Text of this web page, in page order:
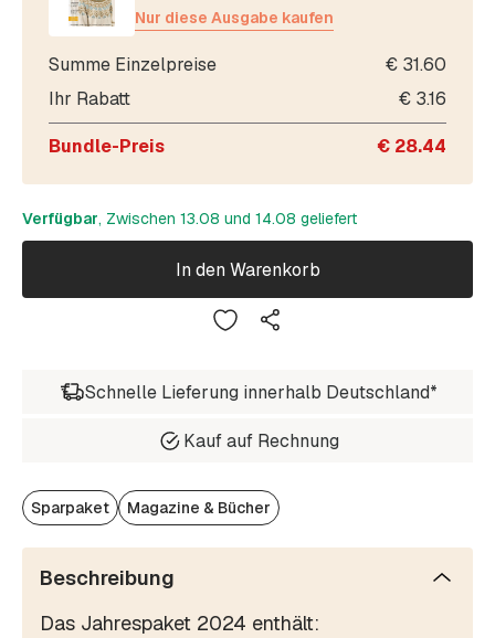
Nur diese Ausgabe kaufen
Summe Einzelpreise € 31.60
Ihr Rabatt
€ 3.16
Bundle-Preis € 28.44
Verfügbar, Zwischen 13.08 und 14.08 geliefert
In den Warenkorb
Schnelle Lieferung innerhalb Deutschland*
Kauf auf Rechnung
Sparpaket Magazine & Bücher
Beschreibung
Das Jahrespaket 2024 enthält: